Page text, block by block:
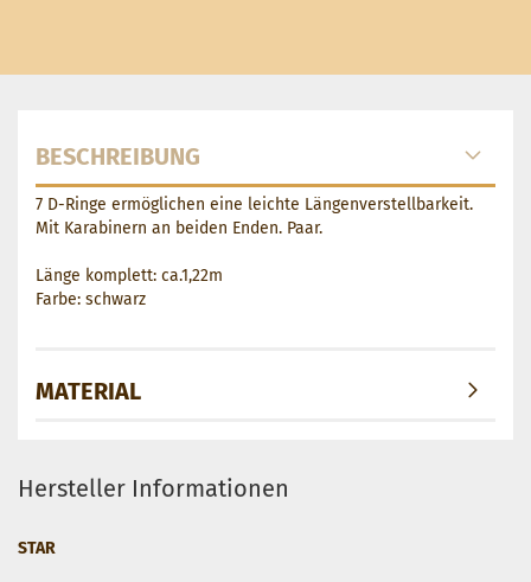
BESCHREIBUNG
7 D-Ringe ermöglichen eine leichte Längenverstellbarkeit.
Mit Karabinern an beiden Enden. Paar.
Länge komplett: ca.1,22m
Farbe: schwarz
MATERIAL
Hersteller Informationen
STAR